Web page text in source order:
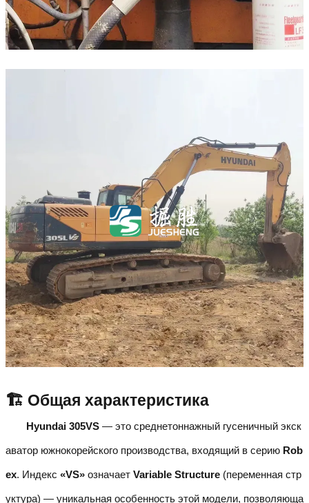
🏗️ Общая характеристика
Hyundai 305VS — это среднетоннажный гусеничный экск
аватор южнокорейского производства, входящий в серию Rob
ex. Индекс «VS» означает Variable Structure (переменная стр
уктура) — уникальная особенность этой модели, позволяюща